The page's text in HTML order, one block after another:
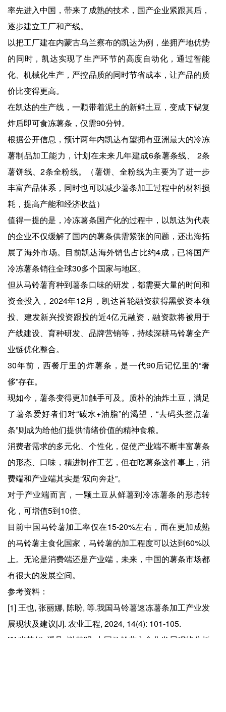
率先进入中国，带来了成熟的技术，国产企业紧跟其后，
逐步建立工厂和产线。
以把工厂建在内蒙古乌兰察布的凯达为例，坐拥产地优势
的同时，凯达实现了生产环节的高度自动化，通过智能
化、机械化生产，严控品质的同时节省成本，让产品的质
价比变得更高。
在凯达的生产线，一颗带着泥土的新鲜土豆，变成下锅复
炸后即可食冻薯条，仅需90分钟。
根据公开信息，预计两年内凯达有望拥有亚洲最大的冷冻
薯制品加工能力，计划在未来几年建成6条薯条线、 2条
薯饼线、2条全粉线。（薯饼、全粉线为主要为了进一步
丰富产品体系，同时也可以减少薯条加工过程中的材料损
耗，提高产能和经济收益）
值得一提的是，冷冻薯条国产化的过程中，以凯达为代表
的企业不仅缓解了国内的薯条供需紧张的问题，还出海拓
展了海外市场。目前凯达海外销售占比约4成，已将国产
冷冻薯条销往全球30多个国家与地区。
但从马铃薯育种到薯条口味的研发，都需要大量的时间和
资金投入，2024年12月，凯达首轮融资获得黑蚁资本领
投、建发新兴投资跟投的近4亿元融资，融资款将被用于
产线建设、育种研发、品牌营销等，持续深耕马铃薯全产
业链优化整合。
30年前，西餐厅里的炸薯条，是一代90后记忆里的“奢
侈”存在。
现如今，薯条变得更加触手可及。质朴的油炸土豆，满足
了薯条爱好者们对“碳水+油脂”的渴望，“去码头整点薯
条”则成为给他们提供情绪价值的精神食粮。
消费者需求的多元化、个性化，促使产业端不断丰富薯条
的形态、口味，精进制作工艺，但在吃薯条这件事上，消
费端和产业端其实是“双向奔赴”。
对于产业端而言，一颗土豆从鲜薯到冷冻薯条的形态转
化，可增值5到10倍。
目前中国马铃薯加工率仅在15-20%左右，而在更加成熟
的马铃薯主食化国家，马铃薯的加工程度可以达到60%以
上。无论是消费端还是产业端，未来，中国的薯条市场都
有很大的发展空间。
参考资料：
[1] 王也, 张丽娜, 陈盼, 等.我国马铃薯速冻薯条加工产业发
展现状及建议[J]. 农业工程, 2024, 14(4): 101-105.
[2] 张慧娟, 潘见, 谢慧明. 中国马铃薯主食化发展现状分析